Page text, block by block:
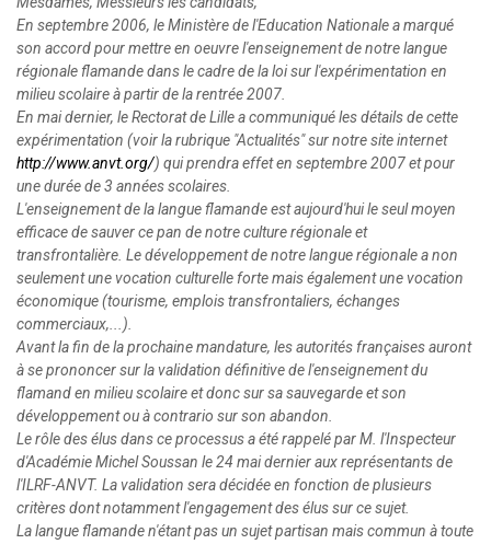
En septembre 2006, le Ministère de l'Education Nationale a marqué
son accord pour mettre en oeuvre l'enseignement de notre langue
régionale flamande dans le cadre de la loi sur l'expérimentation en
milieu scolaire à partir de la rentrée 2007.
En mai dernier, le Rectorat de Lille a communiqué les détails de cette
expérimentation (voir la rubrique "Actualités" sur notre site internet
http://www.anvt.org/) quiprendra effet en septembre 2007 et pour
une durée de 3 années scolaires.
L'enseignement de la langue flamande est aujourd'hui le seul moyen
efficace de sauver ce pan de notre culture régionale et
transfrontalière. Le développement de notre langue régionale a non
seulement une vocation culturelle forte mais également une vocation
économique (tourisme, emplois transfrontaliers, échanges
commerciaux,...).
Avant la fin de la prochaine mandature, les autorités françaises auront
à se prononcer sur la validation définitive de l'enseignement du
flamand en milieu scolaire et donc sur sa sauvegarde et son
développement ou à contrario sur son abandon.
Le rôle des élus dans ce processus a été rappelé par M. l'Inspecteur
d'Académie Michel Soussan le 24 mai dernier aux représentants de
l'ILRF-ANVT. La validation sera décidée en fonction de plusieurs
critères dont notamment l'engagement des élus sur ce sujet.
La langue flamande n'étant pas un sujet partisan mais commun à toute